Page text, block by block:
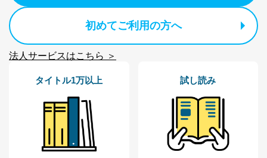
cs@fujisan.co.jp
B.開示等の対応に際して、以下記載の項目のうち2項目
以上での本人確認を実施させていただきます。
号、顧客番号、メールアドレス
商品を購入された法人のお客様：氏名、会社名、部署
名、会社住所、電話番号、顧客番号、メールアドレス
採用に応募された方：氏名、住所、所属学校（会社）
名
お取引先様：会社名、部署名、氏名、住所
株主様：氏名、住所、（会社名）
初めてご利用の方へ
法人サービスはこちら ＞
タイトル1万以上 試し読み